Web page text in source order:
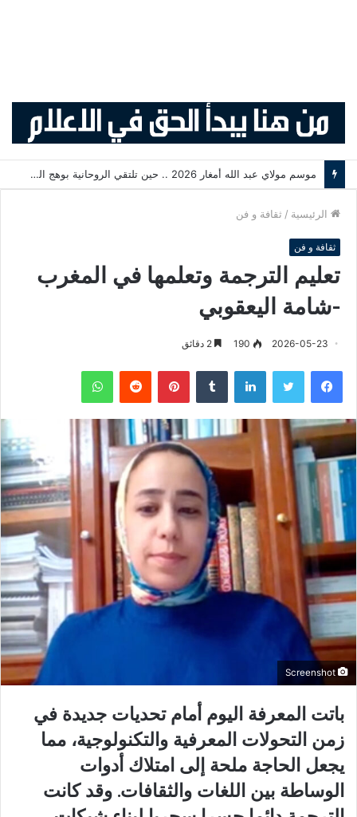
أكثر من 2,7 مليون من مغاربة العالم يدخلون المملكة منذ انطلاق عملية «مرحبا 2026»
الرئيسية / ثقافة و فن
ثقافة و فن
تعليم الترجمة وتعلمها في المغرب
-شامة اليعقوبي
2026-05-23
190
فيسبوك لينكدإن بينتيريست
باتت المعرفة اليوم أمام تحديات جديدة في
زمن التحولات المعرفية والتكنولوجية، مما
يجعل الحاجة ملحة إلى امتلاك أدوات
الوساطة بين اللغات والثقافات. وقد كانت